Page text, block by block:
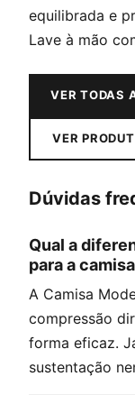
equilibrada e
Lave à mão
VER TODAS
VER
Dúvidas
Qual a
para a
A Camisa
compressão
forma eficaz.
sustentação